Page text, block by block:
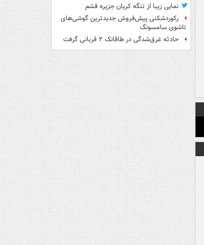
نمایی زیبا از تنگه کریان جزیره قشم
رکوردشکنی پیش‌فروش جدیدترین گوشی‌های
تاشوی سامسونگ
حادثه غرق‌شدگی در طاقانک ۲ قربانی گرفت